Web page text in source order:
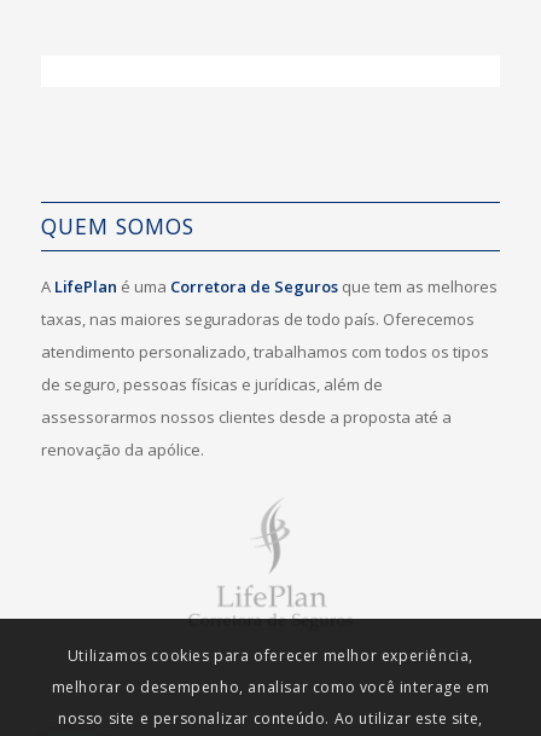
QUEM SOMOS
A LifePlan é uma Corretora de Segurosque tem as melhores
taxas, nas maiores seguradoras de todo país. Oferecemos
atendimento personalizado, trabalhamos com todos os tipos
de seguro, pessoas físicas e jurídicas, além de
assessorarmos nossos clientes desde a proposta até a
renovação da apólice.
Utilizamos cookies para oferecer melhor experiência,
melhorar o desempenho, analisar como você interage em
nosso site e personalizar conteúdo. Ao utilizar este site,